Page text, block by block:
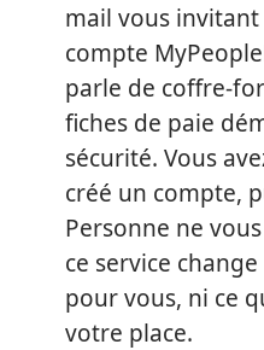
mail vous
compte
parle de coffre-
fiches de paie
sécurité. Vous
créé un compte,
Personne ne
ce service
pour vous, ni ce
votre place.